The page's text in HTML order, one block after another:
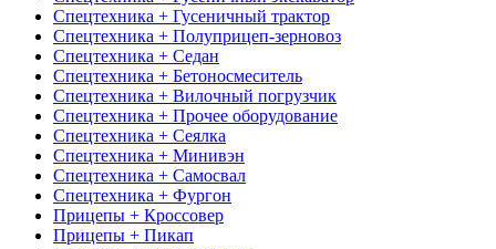
Спецтехника + Гусеничный трактор
Спецтехника + Полуприцеп-зерновоз
Спецтехника + Седан
Спецтехника + Бетоносмеситель
Спецтехника + Вилочный погрузчик
Спецтехника + Прочее оборудование
Спецтехника + Сеялка
Спецтехника + Минивэн
Спецтехника + Самосвал
Спецтехника + Фургон
Прицепы + Кроссовер
Прицепы + Пикап